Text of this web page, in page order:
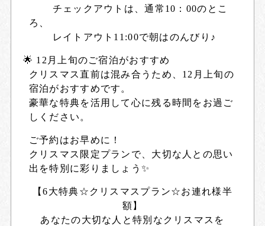
チェックアウトは、通常10：00のとこ
ろ、
レイトアウト11:00で朝はのんびり♪
🌟 12月上旬のご宿泊がおすすめ
クリスマス直前は混み合うため、12月上旬の
宿泊がおすすめです。
豪華な特典を活用して心に残る時間をお過ご
しください。
ご予約はお早めに！
クリスマス限定プランで、大切な人との思い
出を特別に彩りましょう✨
【6大特典☆クリスマスプラン☆お連れ様半
額】
あなたの大切な人と特別なクリスマスを